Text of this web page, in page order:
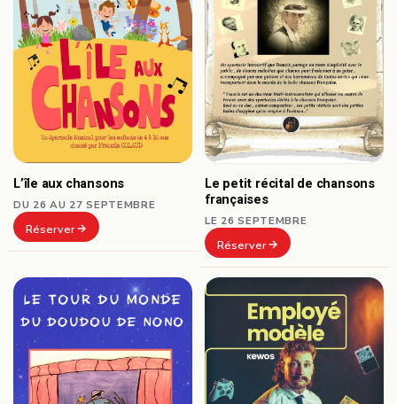
L’île aux chansons
DU 26 AU 27 SEPTEMBRE
Réserver
Le petit récital de chansons
françaises
LE 26 SEPTEMBRE
Réserver